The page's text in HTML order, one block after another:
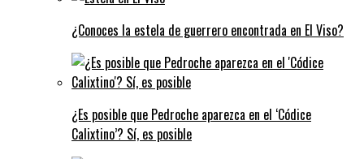
¿Conoces la estela de guerrero encontrada en El Viso?
¿Es posible que Pedroche aparezca en el ‘Códice
Calixtino’? Sí, es posible